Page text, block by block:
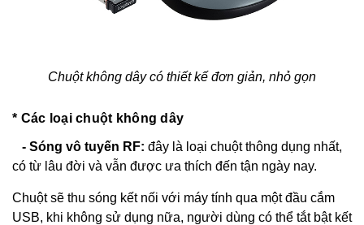
Chuột không dây có thiết kế đơn giản, nhỏ gọn
* Các loại chuột không dây
- Sóng vô tuyến RF: đây là loại chuột thông dụng nhất,
có từ lâu đời và vẫn được ưa thích đến tận ngày nay.
Chuột sẽ thu sóng kết nối với máy tính qua một đầu cắm
USB, khi không sử dụng nữa, người dùng có thể tắt bật kết